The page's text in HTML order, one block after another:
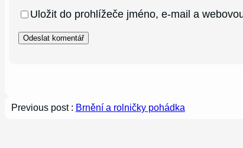
Uložit do prohlížeče jméno, e-mail a
Previous post : Brnění a rolničky pohádka